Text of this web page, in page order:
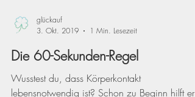
glückauf
3. Okt. 2019
1 Min. Lesezeit
Die 60-Sekunden-Regel